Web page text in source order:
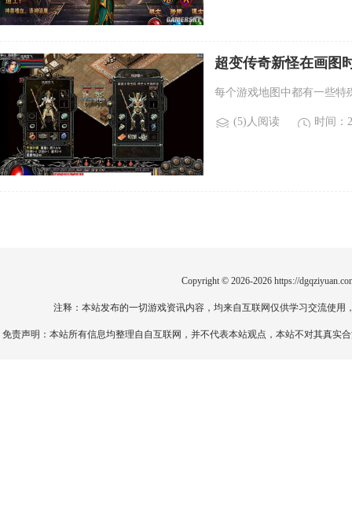
超变传奇新怪在画图
每个游戏地图中都有一些特
(5)人阅读 时间：
Copyright © 2026-2026 https://
注释：本站发布的一切游戏资讯内容，均来自互联网仅供学习交流使
免责声明：本站所有信息均整理自自互联网，并不代表本站观点，本站不对其真实